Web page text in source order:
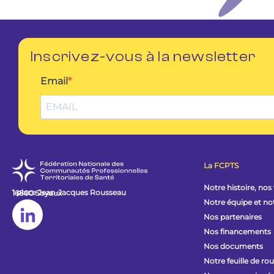
Inscrivez-vous à la newsletter
Email
1 place Jean-Jacques Rousseau
16800 Soyaux
La FCPTS
Notre histoire, nos
Notre équipe et
Nos partenaires
Nos financements
Nos documents
Notre feuille de